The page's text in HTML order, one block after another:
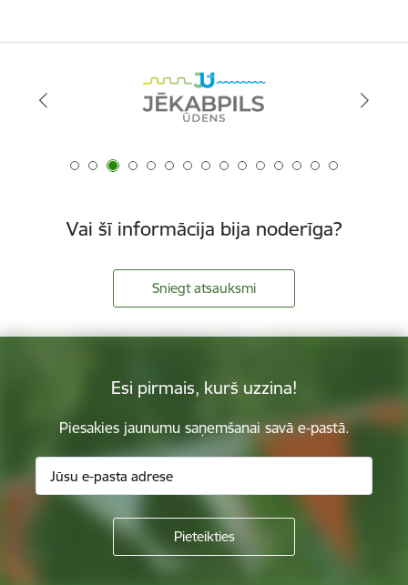
Vai šī informācija bija noderīga?
Sniegt atsauksmi
Esi pirmais, kurš uzzina!
Piesakies jaunumu saņemšanai savā e-pastā.